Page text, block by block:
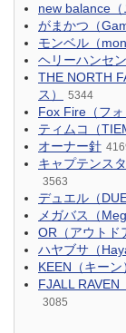
new balance（
がまかつ（
モンベル（
ヘリーハンセン
THE NORTH
ス）
5344
Fox Fire（フォ
ティムコ（
オーナー針
キャプテンス
3563
デュエル（
メガバス（
OR（アウトド
ハヤブサ（
KEEN（キーン
FJALL RAVEN
3085